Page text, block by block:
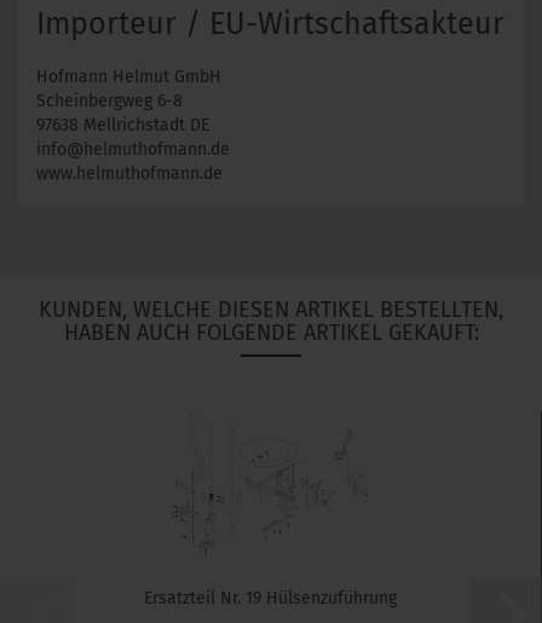
Importeur / EU-Wirtschaftsakteur
Hofmann Helmut GmbH
Scheinbergweg 6-8
97638 Mellrichstadt DE
info@helmuthofmann.de
www.helmuthofmann.de
KUNDEN, WELCHE DIESEN ARTIKEL BESTELLTEN,
HABEN AUCH FOLGENDE ARTIKEL GEKAUFT:
Ersatzteil Nr. 19 Hülsenzuführung